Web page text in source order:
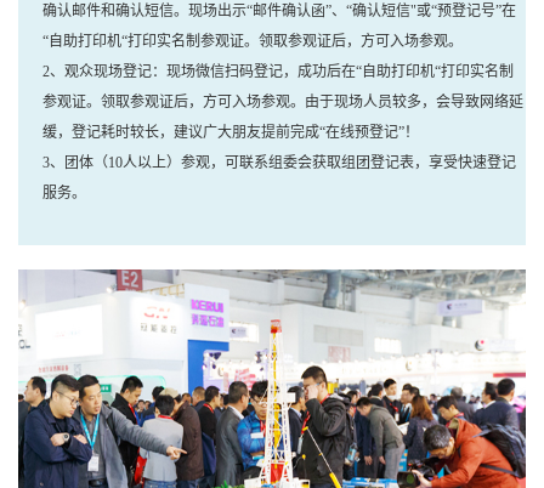
确认邮件和确认短信。现场出示“邮件确认函”、“确认短信"或“预登记号”在
“自助打印机“打印实名制参观证。领取参观证后，方可入场参观。
2、观众现场登记：现场微信扫码登记，成功后在“自助打印机“打印实名制
参观证。领取参观证后，方可入场参观。由于现场人员较多，会导致网络延
缓，登记耗时较长，建议广大朋友提前完成“在线预登记”！
3、团体（10人以上）参观，可联系组委会获取组团登记表，享受快速登记
服务。